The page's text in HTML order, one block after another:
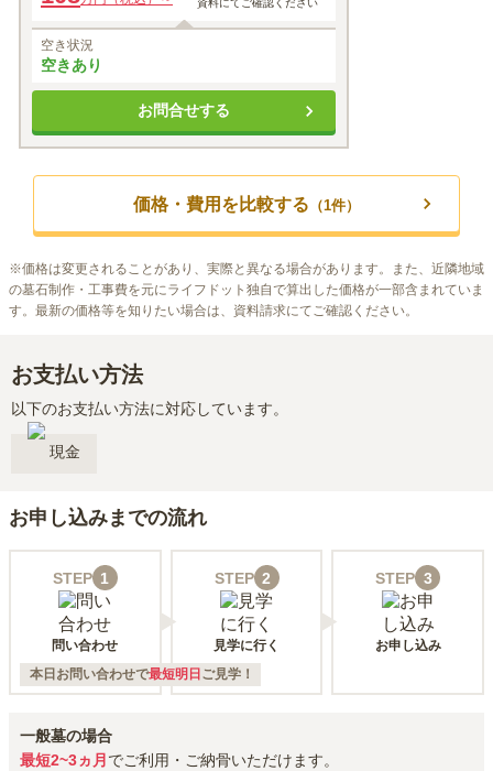
資料にてご確認ください
空き状況
空きあり
お問合せする
価格・費用を比較する （1件）
※価格は変更されることがあり、実際と異なる場合があります。また、近隣地域
の墓石制作・工事費を元にライフドット独自で算出した価格が一部含まれていま
す。最新の価格等を知りたい場合は、資料請求にてご確認ください。
お支払い方法
以下のお支払い方法に対応しています。
現金
お申し込みまでの流れ
STEP 1
問い合わせ
STEP 2
見学に行く
STEP 3
お申し込み
本日お問い合わせで最短明日 ご見学！
一般墓の場合
最短2~3ヵ月 でご利用・ご納骨いただけます。